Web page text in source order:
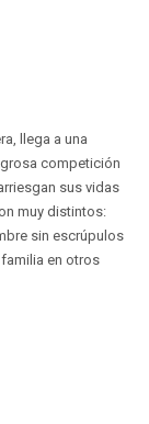
llega a una
competición
sus vidas
muy distintos:
sin escrúpulos
en otros